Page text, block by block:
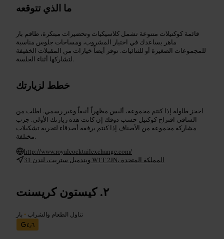
ما الذي تتوقعه
قائمة كوكتيلات متنوعة تشمل كلاسيكيات وتحضيرات مبتكرة، طاقم بار
ماهر يساعدك في اختيار المشروب، ومساحات جلوس مناسبة
للمجموعات الصغيرة أو للثنائيات. توفر أيضاً خيارات من المقبلات الخفيفة
لتشاركها أثناء الجلسة.
خطط لزيارتك
احجز طاولة إذا كنتم مجموعة، ألبس مظهراً أنيقاً وغير رسمي. اطلب من
الساقي اقتراح كوكتيل حسب ذوقك إن كانت هذه زيارتك الأولى. جرب
مشاركة مجموعة من الأصناف إذا كنتم برفقة أصدقاء لتجربة تشكيلات
مختلفة.
http://www.royalcocktailexchange.com/
31 ويندميل ستريت، لندن W1T 2JN، المملكة المتحدة
كيستون كريسنت
تناول الطعام والشراب • بار
٤٫٦